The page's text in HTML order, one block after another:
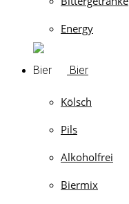
Energy
Bier
Kölsch
Pils
Alkoholfrei
Biermix